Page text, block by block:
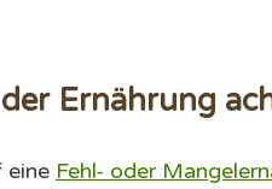
Ernährung
eine Fehl- oder